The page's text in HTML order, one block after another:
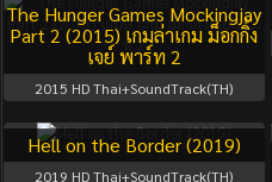
The Hunger Games Mockingjay
Part 2 (2015) เกมล่าเกม ม็อกกิ้ง
เจย์ พาร์ท 2
2015 HD Thai+SoundTrack(TH)
Hell on the Border (2019)
2019 HD Thai+SoundTrack(TH)